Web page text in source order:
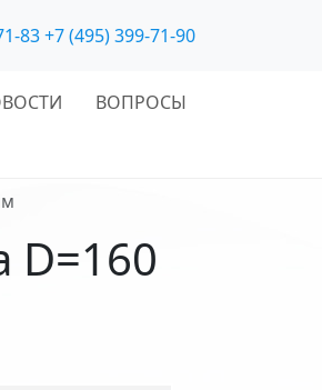
83+7 (495) 399-71-90
ВОПРОСЫ
D=160